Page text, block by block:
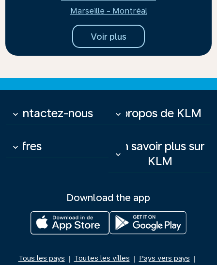
Marseille - Montréal
Voir plus
Contactez-nous
keyboard_arrow_down À propos de KLM
keyboard_arrow_down
Offres
keyboard_arrow_down
En savoir plus sur
KLM
keyboard_arrow_down
Download the app
Tous les pays | Toutes les villes | Pays vers pays |